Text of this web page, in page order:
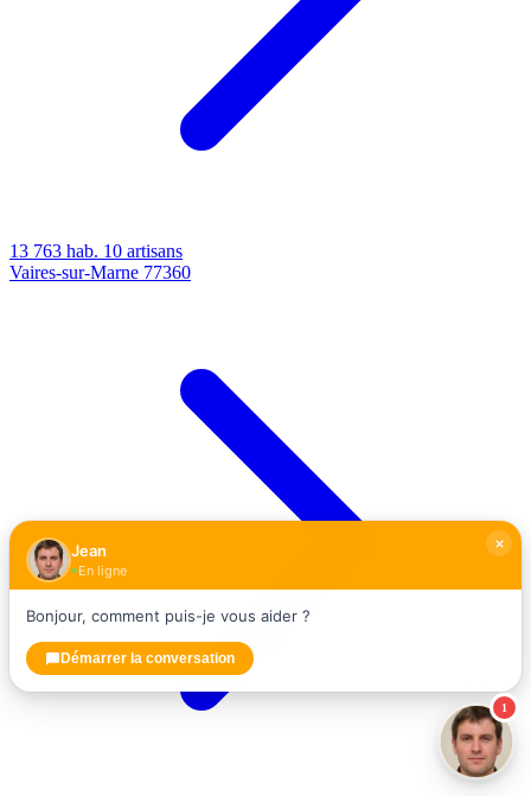
13 763 hab. 10 artisans
Vaires-sur-Marne 77360
1
Jean
En ligne
Bonjour, comment puis-je vous aider ?
Démarrer la conversation